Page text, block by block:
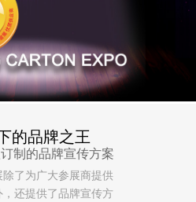
的品牌之王
制的品牌宣传方案
除了为广大参展商提供
，还提供了品牌宣传方